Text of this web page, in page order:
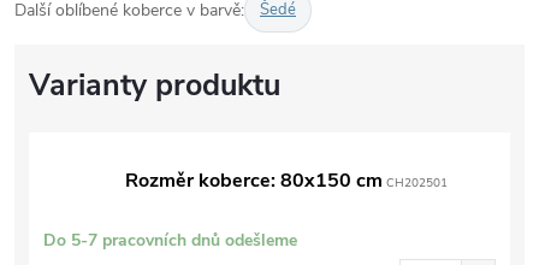
Další oblíbené koberce v barvě: Šedé
Rozměr koberce: 80x150 cm CH202501
Do 5-7 pracovních dnů odešleme